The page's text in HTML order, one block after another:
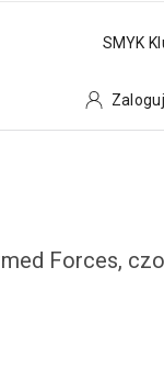
SMYK
Forces,